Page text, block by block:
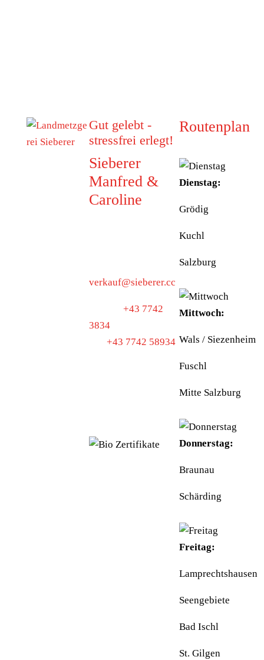
Gut gelebt -
stressfrei erlegt!
Sieberer
Manfred &
Caroline
verkauf@sieberer.cc
+43 7742
3834
+43 7742 58934
Routenplan
Dienstag:
Grödig
Kuchl
Salzburg
Mittwoch:
Wals / Siezenheim
Fuschl
Mitte Salzburg
Donnerstag:
Braunau
Schärding
Freitag:
Lamprechtshausen
Seengebiete
Bad Ischl
St. Gilgen